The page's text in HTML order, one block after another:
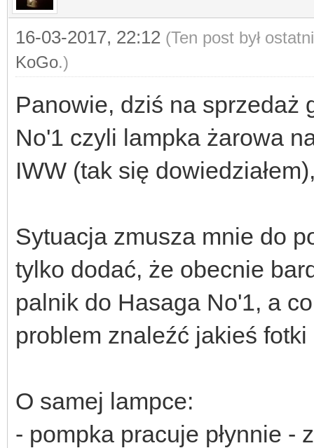
16-03-2017, 22:12 (Ten post był
KoGo.)
Panowie, dziś na sprzedaż
No'1 czyli lampka żarowa
IWW (tak się
Sytuacja zmusza mnie do
tylko dodać, że obecnie
palnik do Hasaga No'1, a
problem znaleźć jakieś
O samej lampce:
- pompka pracuje płynnie -